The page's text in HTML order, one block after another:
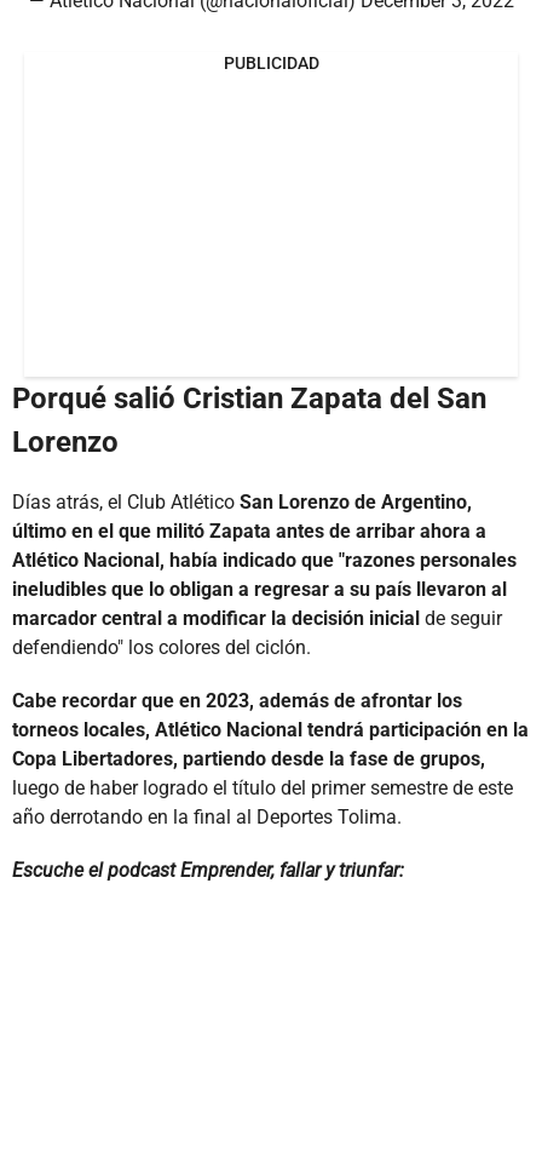
PUBLICIDAD
Porqué salió Cristian Zapata del San
Lorenzo
Días atrás, el Club Atlético San Lorenzo de Argentino,
último en el que militó Zapata antes de arribar ahora a
Atlético Nacional, había indicado que "razones personales
ineludibles que lo obligan a regresar a su país llevaron al
marcador central a modificar la decisión inicial de seguir
defendiendo" los colores del ciclón.
Cabe recordar que en 2023, además de afrontar los
torneos locales, Atlético Nacional tendrá participación en la
Copa Libertadores, partiendo desde la fase de grupos,
luego de haber logrado el título del primer semestre de este
año derrotando en la final al Deportes Tolima.
Escuche el podcast Emprender, fallar y triunfar: